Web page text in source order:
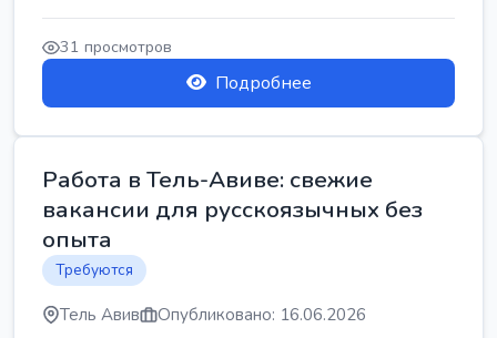
Работа в Нетании на мебельном производстве:
требу...
31 просмотров
Подробнее
Работа в Тель-Авиве: свежие
вакансии для русскоязычных без
опыта
Требуются
Тель Авив Опубликовано: 16.06.2026